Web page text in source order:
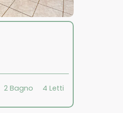
2 Bagno 4 Letti